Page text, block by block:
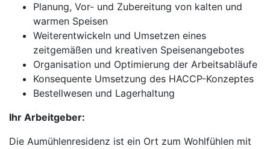
Planung, Vor- und Zubereitung von kalten und
warmen Speisen
Weiterentwickeln und Umsetzen eines
zeitgemäßen und kreativen Speisenangebotes
Organisation und Optimierung der Arbeitsabläufe
Konsequente Umsetzung des HACCP-Konzeptes
Bestellwesen und Lagerhaltung
Ihr Arbeitgeber:
Die Aumühlenresidenz ist ein Ort zum Wohlfühlen mit